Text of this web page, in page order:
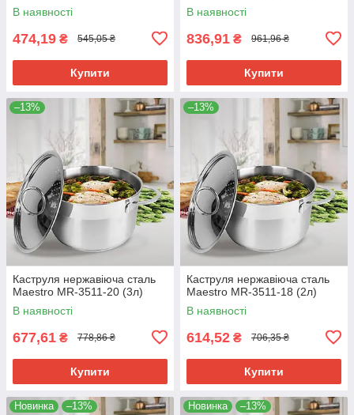
В наявності
474,19 ₴ 545,05 ₴
Купити
В наявності
836,91 ₴ 961,96 ₴
Купити
–13%
Каструля нержавіюча сталь
Maestro MR-3511-20 (3л)
В наявності
677,61 ₴ 778,86 ₴
Купити
–13%
Каструля нержавіюча сталь
Maestro MR-3511-18 (2л)
В наявності
614,52 ₴ 706,35 ₴
Купити
Новинка –13% Новинка –13%